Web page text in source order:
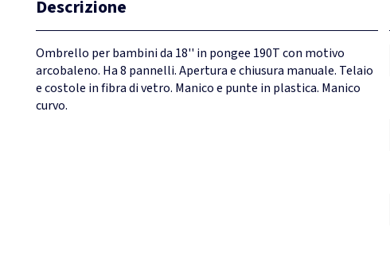
Descrizione
Ombrello per bambini da 18'' in pongee 190T con motivo
arcobaleno. Ha 8 pannelli. Apertura e chiusura manuale. Telaio
e costole in fibra di vetro. Manico e punte in plastica. Manico
curvo.